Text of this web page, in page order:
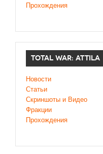
Прохождения
TOTAL WAR: ATTILA
Новости
Статьи
Скриншоты и Видео
Фракции
Прохождения